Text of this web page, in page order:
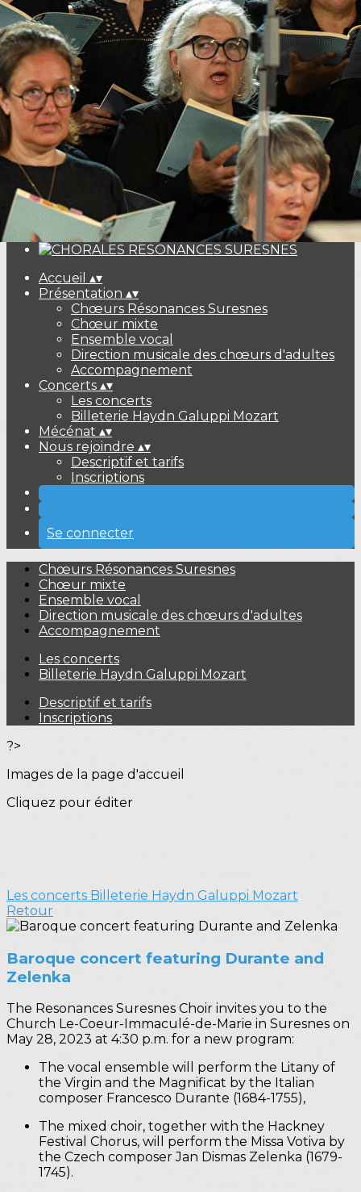
Exporter les lignes sélectionnées
Exporter toutes les colonnes
Exporter uniquement les colonnes affichées
Menu
<
>
Les concerts
Billeterie Haydn Galuppi Mozart
Ajoutez un logo, un bouton, des réseaux sociaux
Cliquez pour éditer
Accueil ▴▾
Présentation ▴▾
Chœurs Résonances Suresnes
Chœur mixte
Ensemble vocal
Direction musicale des chœurs d'adultes
Accompagnement
Concerts ▴▾
Les concerts
Billeterie Haydn Galuppi Mozart
Mécénat ▴▾
Nous rejoindre ▴▾
Descriptif et tarifs
Inscriptions
Se connecter
Chœurs Résonances Suresnes
Chœur mixte
Ensemble vocal
Direction musicale des chœurs d'adultes
Accompagnement
Les concerts
Billeterie Haydn Galuppi Mozart
Descriptif et tarifs
Inscriptions
?>
Images de la page d'accueil
Cliquez pour éditer
Les concerts Billeterie Haydn Galuppi Mozart
Retour
Baroque concert featuring Durante and
Zelenka
The Resonances Suresnes Choir invites you to the
Church Le-Coeur-Immaculé-de-Marie in Suresnes on
May 28, 2023 at 4:30 p.m. for a new program:
The vocal ensemble will perform the Litany of
the Virgin and the Magnificat by the Italian
composer Francesco Durante (1684-1755),
The mixed choir, together with the Hackney
Festival Chorus, will perform the Missa Votiva by
the Czech composer Jan Dismas Zelenka (1679-
1745).